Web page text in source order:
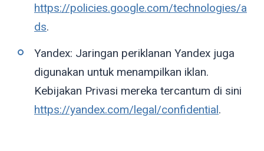
https://policies.google.com/technologies/a
ds.
Yandex: Jaringan periklanan Yandex juga
digunakan untuk menampilkan iklan.
Kebijakan Privasi mereka tercantum di sini
https://yandex.com/legal/confidential.